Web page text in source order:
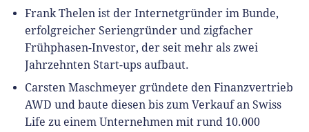
Frank Thelen ist der Internetgründer im Bunde,
erfolgreicher Seriengründer und zigfacher
Frühphasen-Investor, der seit mehr als zwei
Jahrzehnten Start-ups aufbaut.
Carsten Maschmeyer gründete den Finanzvertrieb
AWD und baute diesen bis zum Verkauf an Swiss
Life zu einem Unternehmen mit rund 10.000